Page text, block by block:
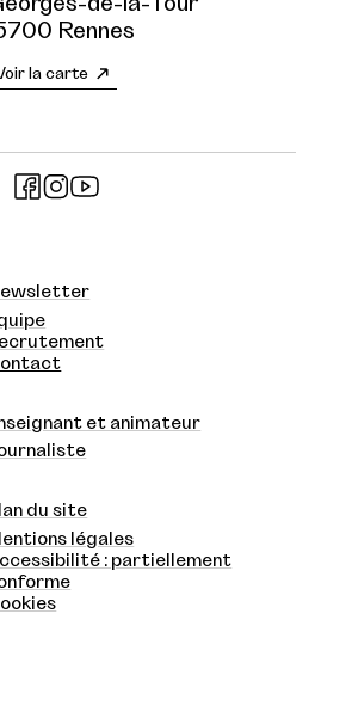
Rennes
la carte
et animateur
du site
légales
: partiellement